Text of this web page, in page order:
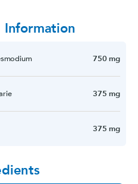
750 mg
375 mg
375 mg